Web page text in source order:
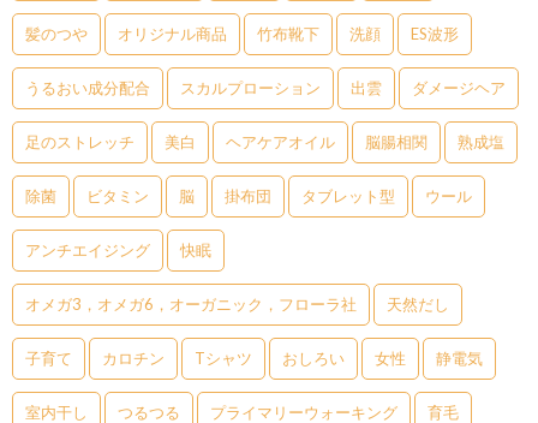
髪のつや オリジナル商品 竹布靴下 洗顔 ES波形
うるおい成分配合 スカルプローション 出雲 ダメージヘア
足のストレッチ 美白 ヘアケアオイル 脳腸相関 熟成塩
除菌 ビタミン 脳 掛布団 タブレット型 ウール
アンチエイジング 快眠
オメガ3，オメガ6，オーガニック，フローラ社 天然だし
子育て カロチン Tシャツ おしろい 女性 静電気
室内干し つるつる プライマリーウォーキング 育毛